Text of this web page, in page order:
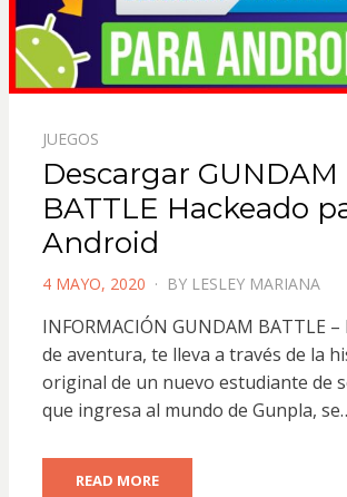
JUEGOS
Descargar GUNDAM
BATTLE Hackeado
Android
POSTED
4 MAYO, 2020 BY LESLEY MARIANA
INFORMACIÓN GUNDAM BATTLE
de aventura, te lleva a través de la
original de un nuevo estudiante de
que ingresa al mundo de Gunpla,
READ MORE